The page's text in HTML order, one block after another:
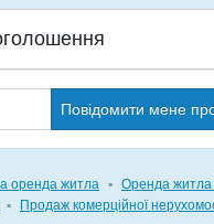
Повідомити мене
оренда житла ▪ Оренда житла
▪ Продаж комерційної